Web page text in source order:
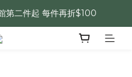
第二件起 每件再折$100